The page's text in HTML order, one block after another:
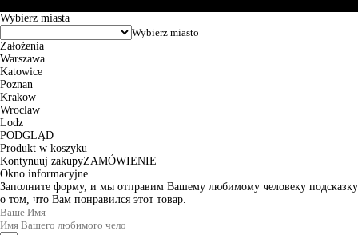
Wybierz miasta
Założenia
Warszawa
Katowice
Poznan
Krakow
Wroclaw
Lodz
PODGLĄD
Produkt w koszyku
Kontynuuj zakupyZAMÓWIENIE
Okno informacyjne
Заполните форму, и мы отправим Вашему любимому человеку подсказку
о том, что Вам понравился этот товар.